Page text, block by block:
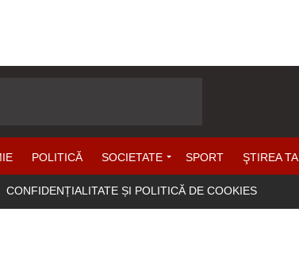
POLITICĂ SOCIETATE SPORT ŞTIREA TA
CONFIDENȚIALITATE ȘI POLITICĂ DE COOKIES